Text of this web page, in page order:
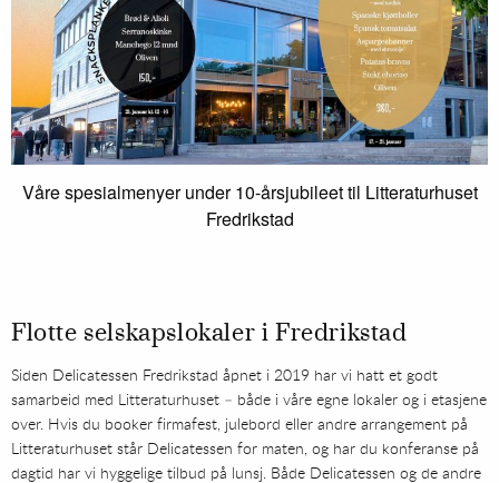
Våre spesialmenyer under 10-årsjubileet til Litteraturhuset
Fredrikstad
Flotte selskapslokaler i Fredrikstad
Siden Delicatessen Fredrikstad åpnet i 2019 har vi hatt et godt
samarbeid med Litteraturhuset – både i våre egne lokaler og i etasjene
over. Hvis du booker firmafest, julebord eller andre arrangement på
Litteraturhuset står Delicatessen for maten, og har du konferanse på
dagtid har vi hyggelige tilbud på lunsj. Både Delicatessen og de andre